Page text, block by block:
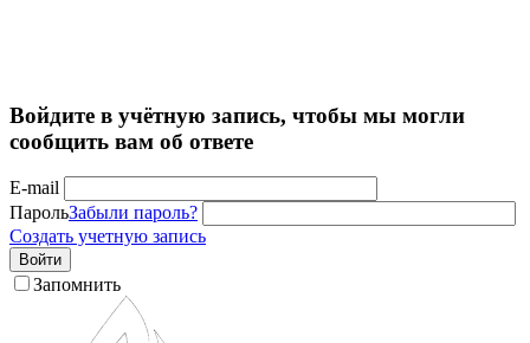
Войдите в учётную запись, чтобы мы могли
сообщить вам об ответе
E-mail
ПарольЗабыли пароль?
Создать учетную запись
Войти
Запомнить